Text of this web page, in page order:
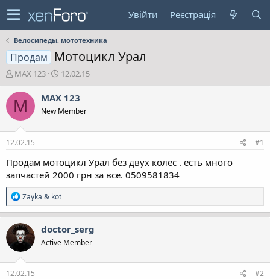
Увійти Реєстрація
Велосипеды, мототехника
Продам Мотоцикл Урал
А
т
о
р
е
м
и
MAX 123
Д
т
с
р
е
н
н
я
12.02.15
M MAX 123
New Member
12.02.15 #1
Продам мотоцикл Урал без двух колес . есть много
запчастей 2000 грн за все. 0509581834
Р
е
а
к
ц
і
ї
:
Zayka & kot
doctor_serg
Active Member
12.02.15 #2